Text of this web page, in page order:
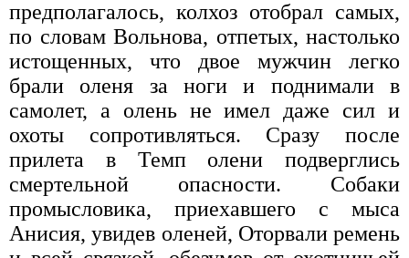
предполагалось, колхоз отобрал самых,
по словам Вольнова, отпетых, настолько
истощенных, что двое мужчин легко
брали оленя за ноги и поднимали в
самолет, а олень не имел даже сил и
охоты сопротивляться. Сразу после
прилета в Темп олени подверглись
смертельной опасности. Собаки
промысловика, приехавшего с мыса
Анисия, увидев оленей, Оторвали ремень